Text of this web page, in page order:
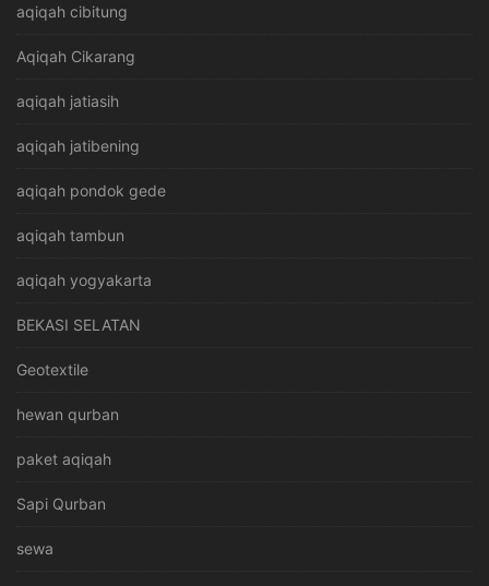
aqiqah cibitung
Aqiqah Cikarang
aqiqah jatiasih
aqiqah jatibening
aqiqah pondok gede
aqiqah tambun
aqiqah yogyakarta
BEKASI SELATAN
Geotextile
hewan qurban
paket aqiqah
Sapi Qurban
sewa